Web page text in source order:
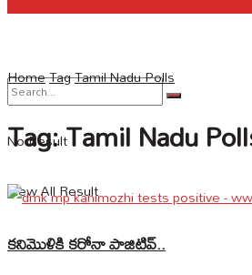
No Result
View All Result
HomeTagTamil Nadu Polls
Tag:Tamil Nadu
కనిమొళికి కరోనా పాజిటివ్..